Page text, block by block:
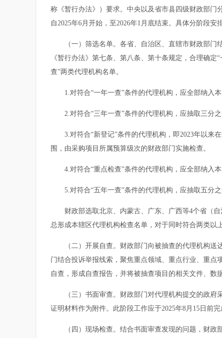
称《暂行办法》）要求。中央以及省市县四级财政部
自2025年6月开始，至2026年1月底结束。具体分阶段安
（一）筛选名单。各省、自治区、直辖市财政部门结
《暂行办法》第七条、第八条、第十条规定，合理确
查”两类代理机构名单。
1.对符合“一年一查”条件的代理机构，应全部纳入本
2.对符合“三年一查”条件的代理机构，应抽取三分之
3.对符合“新登记”条件的代理机构，即2023年以来在
围，由采购项目所属预算级次的财政部门实施检查。
4.对符合“重点检查”条件的代理机构，应全部纳入本
5.对符合“五年一查”条件的代理机构，应抽取五分之
财政部选取北京、内蒙古、广东、广西等4个省（自
总形成本辖区代理机构检查名单，对于同时符合两类以
（二）开展自查。财政部门向被抽查的代理机构送达
门结合投诉举报线索，聚焦重点领域、重点行业、重
自查，形成自查报告，并将被抽查项目的相关文件、数
（三）书面审查。财政部门对代理机构提交的政府采
证明材料作为附件。此阶段工作应于2025年8月15日前
（四）现场检查。结合书面审查发现的问题，财政部